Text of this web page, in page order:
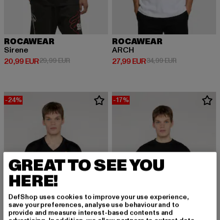
ROCAWEAR
Sirene
20,99 EUR
Derzeitiger Preis: 20,99 EUR
29,99 EURAktionspreis: 29,99 EUR
ROCAWEAR
ARCH
27,99 EUR
Derzeitiger Preis: 27,99 EUR
34,99 EURAktionspreis:
-24% -17%
GREAT TO SEE YOU
HERE!
DefShop uses cookies to improve your use experience,
save your preferences, analyse use behaviour and to
provide and measure interest-based contents and